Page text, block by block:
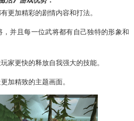
更加精彩的剧情内容和打法。
并且每一位武将都有自己独特的形象和
家更快的释放自我强大的技能。
加精致的主题画面。